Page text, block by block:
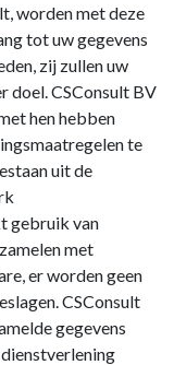
worden met deze
tot uw gegevens
zij zullen uw
doel. CSConsult BV
hen hebben
te
uit de
gebruik van
met
er worden geen
CSConsult
gegevens